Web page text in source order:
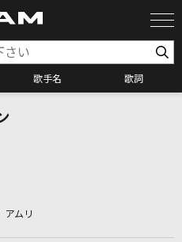
歌手名 歌詞
検索
アムリ